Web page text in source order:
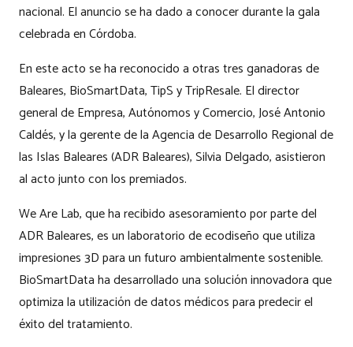
nacional. El anuncio se ha dado a conocer durante la gala
celebrada en Córdoba.
En este acto se ha reconocido a otras tres ganadoras de
Baleares, BioSmartData, TipS y TripResale. El director
general de Empresa, Autónomos y Comercio, José Antonio
Caldés, y la gerente de la Agencia de Desarrollo Regional de
las Islas Baleares (ADR Baleares), Silvia Delgado, asistieron
al acto junto con los premiados.
We Are Lab, que ha recibido asesoramiento por parte del
ADR Baleares, es un laboratorio de ecodiseño que utiliza
impresiones 3D para un futuro ambientalmente sostenible.
BioSmartData ha desarrollado una solución innovadora que
optimiza la utilización de datos médicos para predecir el
éxito del tratamiento.